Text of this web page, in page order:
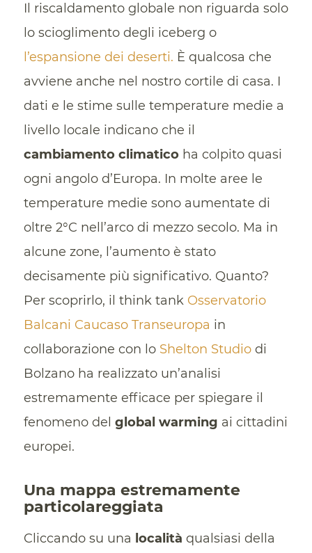
Il riscaldamento globale non riguarda solo
lo scioglimento degli iceberg o
l’espansione dei deserti. È qualcosa che
avviene anche nel nostro cortile di casa. I
dati e le stime sulle temperature medie a
livello locale indicano che il
cambiamento climatico ha colpito quasi
ogni angolo d’Europa. In molte aree le
temperature medie sono aumentate di
oltre 2°C nell’arco di mezzo secolo. Ma in
alcune zone, l’aumento è stato
decisamente più significativo. Quanto?
Per scoprirlo, il think tank Osservatorio
Balcani Caucaso Transeuropa in
collaborazione con lo Shelton Studiodi
Bolzano ha realizzato un’analisi
estremamente efficace per spiegare il
fenomeno del global warming ai cittadini
europei.
Una mappa estremamente
particolareggiata
Cliccando su una località qualsiasi della